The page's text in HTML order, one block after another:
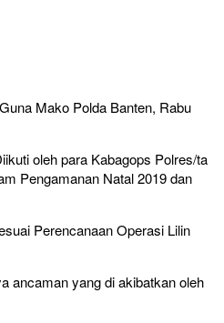
Mako Polda Banten, Rabu
oleh para Kabagops Polres/ta
Pengamanan Natal 2019 dan
Perencanaan Operasi Lilin
ancaman yang di akibatkan oleh